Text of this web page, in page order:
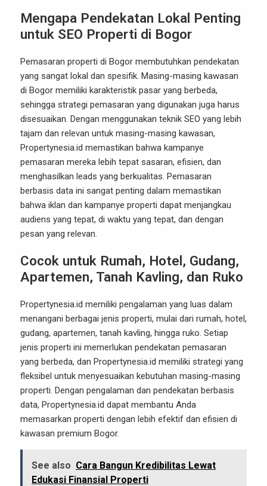
Mengapa Pendekatan Lokal Penting
untuk SEO Properti di Bogor
Pemasaran properti di Bogor membutuhkan pendekatan
yang sangat lokal dan spesifik. Masing-masing kawasan
di Bogor memiliki karakteristik pasar yang berbeda,
sehingga strategi pemasaran yang digunakan juga harus
disesuaikan. Dengan menggunakan teknik SEO yang lebih
tajam dan relevan untuk masing-masing kawasan,
Propertynesia.id memastikan bahwa kampanye
pemasaran mereka lebih tepat sasaran, efisien, dan
menghasilkan leads yang berkualitas. Pemasaran
berbasis data ini sangat penting dalam memastikan
bahwa iklan dan kampanye properti dapat menjangkau
audiens yang tepat, di waktu yang tepat, dan dengan
pesan yang relevan.
Cocok untuk Rumah, Hotel, Gudang,
Apartemen, Tanah Kavling, dan Ruko
Propertynesia.id memiliki pengalaman yang luas dalam
menangani berbagai jenis properti, mulai dari rumah, hotel,
gudang, apartemen, tanah kavling, hingga ruko. Setiap
jenis properti ini memerlukan pendekatan pemasaran
yang berbeda, dan Propertynesia.id memiliki strategi yang
fleksibel untuk menyesuaikan kebutuhan masing-masing
properti. Dengan pengalaman dan pendekatan berbasis
data, Propertynesia.id dapat membantu Anda
memasarkan properti dengan lebih efektif dan efisien di
kawasan premium Bogor.
See also Cara Bangun Kredibilitas Lewat
Edukasi Finansial Properti